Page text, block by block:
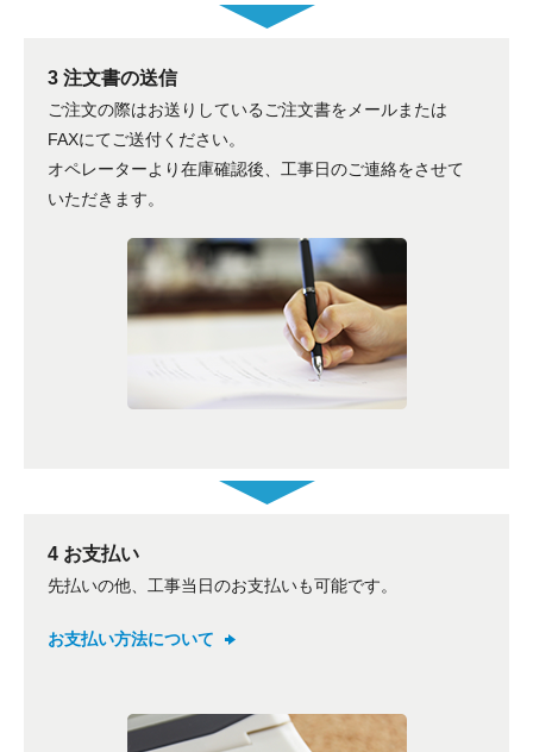
3 注文書の送信
ご注文の際はお送りしているご注文書をメールまたは
FAXにてご送付ください。
オペレーターより在庫確認後、工事日のご連絡をさせて
いただきます。
4 お支払い
先払いの他、工事当日のお支払いも可能です。
お支払い方法について